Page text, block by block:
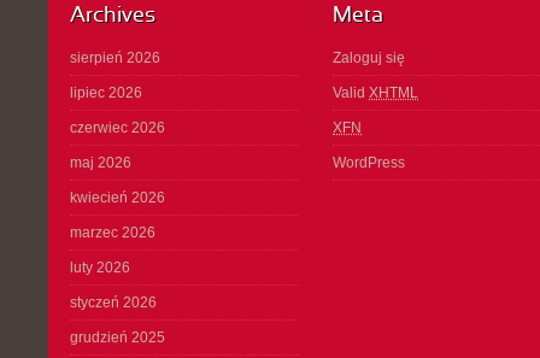
Archives
sierpień 2026
lipiec 2026
czerwiec 2026
maj 2026
kwiecień 2026
marzec 2026
luty 2026
styczeń 2026
grudzień 2025
Meta
Zaloguj się
Valid XHTML
XFN
WordPress